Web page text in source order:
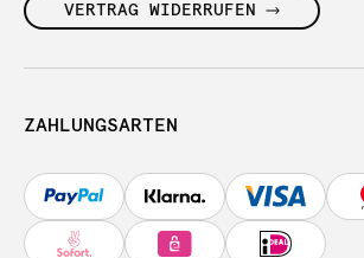
VERTRAG WIDERRUFEN
ZAHLUNGSARTEN